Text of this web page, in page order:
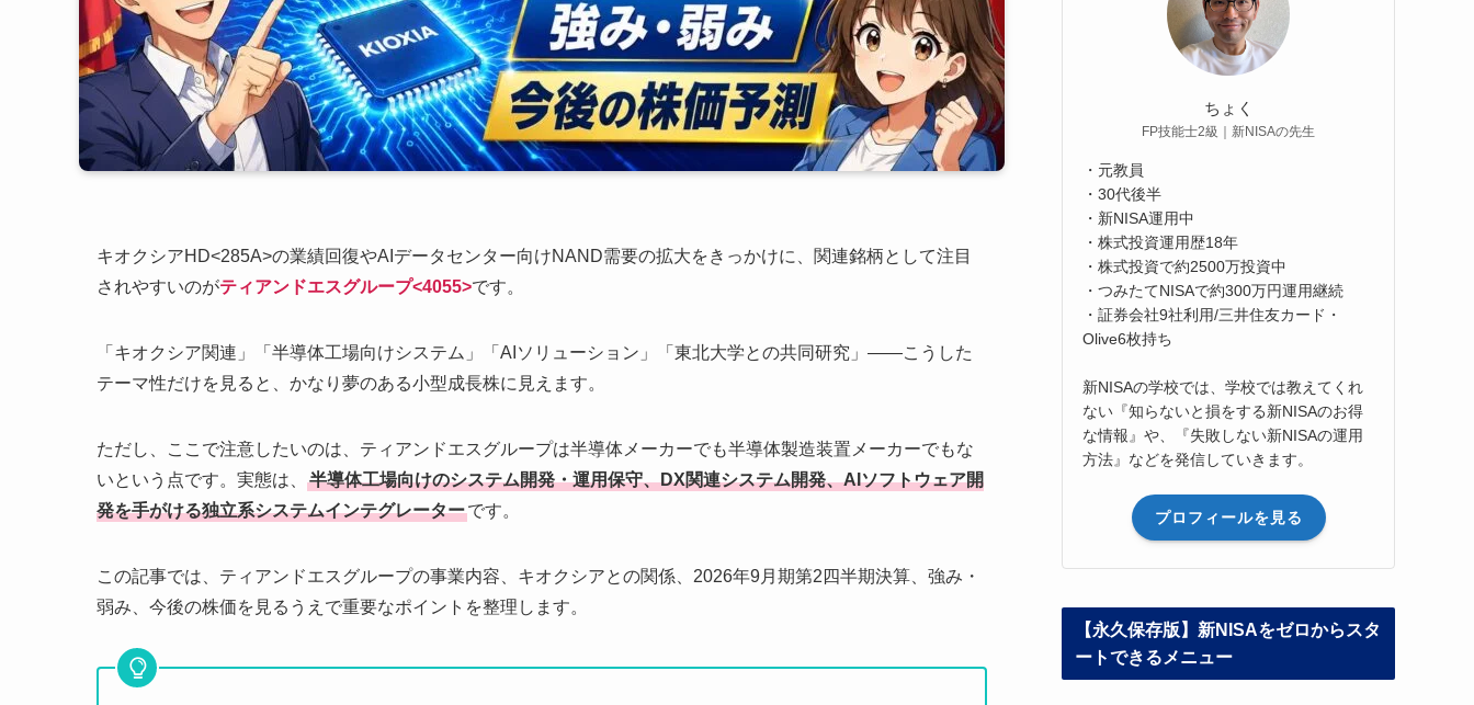
キオクシアHD<285A>の業績回復やAIデータセンター向けNAND需要の拡大をきっかけに、関連銘柄として注目
されやすいのがティアンドエスグループ<4055>です。
「キオクシア関連」「半導体工場向けシステム」「AIソリューション」「東北大学との共同研究」――こうした
テーマ性だけを見ると、かなり夢のある小型成長株に見えます。
ただし、ここで注意したいのは、ティアンドエスグループは半導体メーカーでも半導体製造装置メーカーでもな
いという点です。実態は、
半導体工場向けのシステム開発・運用保守、DX関連システム開発、AIソフトウェア開
発を手がける独立系システムインテグレーターです。
この記事では、ティアンドエスグループの事業内容、キオクシアとの関係、2026年9月期第2四半期決算、強み・
弱み、今後の株価を見るうえで重要なポイントを整理します。
ちょく
FP技能士2級｜新NISAの先生
・元教員
・30代後半
・新NISA運用中
・株式投資運用歴18年
・株式投資で約2500万投資中
・つみたてNISAで約300万円運用継続
・証券会社9社利用/三井住友カード・
Olive6枚持ち
新NISAの学校では、学校では教えてくれ
ない『知らないと損をする新NISAのお得
な情報』や、『失敗しない新NISAの運用
方法』などを発信していきます。
プロフィールを見る
【永久保存版】新NISAをゼロからスタ
ートできるメニュー